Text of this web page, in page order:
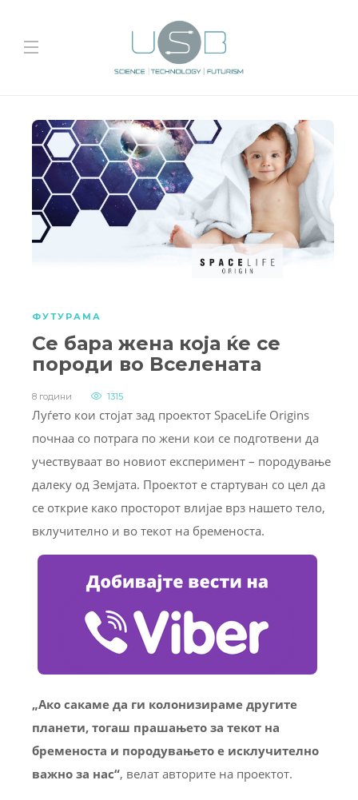
ФУТУРАМА
Се бара жена која ќе се
породи во Вселената
8 години 1315
Луѓето кои стојат зад проектот SpaceLife Origins
почнаа со потрага по жени кои се подготвени да
учествуваат во новиот експеримент – породување
далеку од Земјата. Проектот е стартуван со цел да
се открие како просторот влијае врз нашето тело,
вклучително и во текот на бременоста.
„Ако сакаме да ги колонизираме другите
планети, тогаш прашањето за текот на
бременоста и породувањето е исклучително
важно за нас“, велат авторите на проектот.